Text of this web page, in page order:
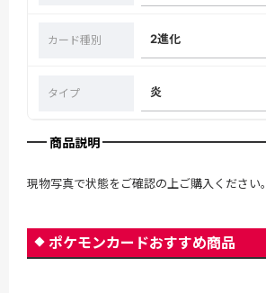
カード種別 2進化
タイプ 炎
商品説明
現物写真で状態をご確認の上ご購入ください。
ポケモンカードおすすめ商品